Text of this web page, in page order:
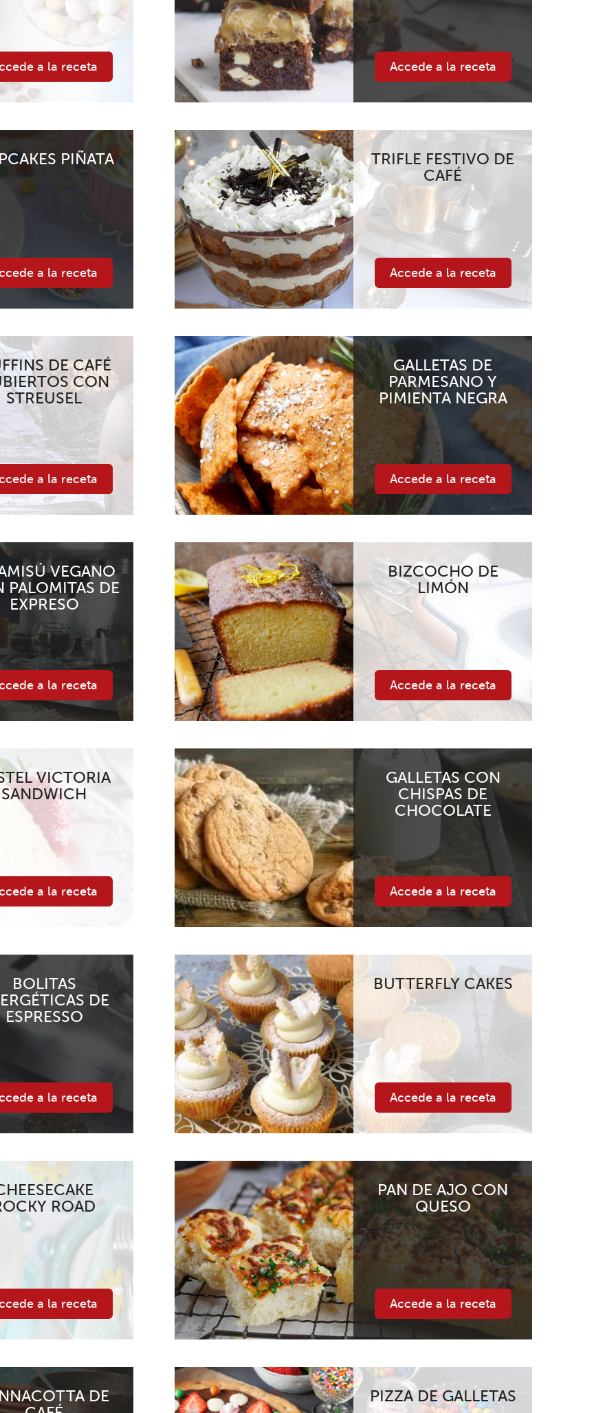
a la receta Accede a la receta
PIÑATA
a la receta
TRIFLE FESTIVO DE
CAFÉ
Accede a la receta
DE CAFÉ
CON
STREUSEL
a la receta
GALLETAS DE
PARMESANO Y
PIMIENTA NEGRA
Accede a la receta
VEGANO
PALOMITAS DE
EXPRESO
a la receta
BIZCOCHO DE
LIMÓN
Accede a la receta
VICTORIA
SANDWICH
a la receta
GALLETAS CON
CHISPAS DE
CHOCOLATE
Accede a la receta
BOLITAS
DE
ESPRESSO
a la receta
BUTTERFLY CAKES
Accede a la receta
ROAD
a la receta
PAN DE AJO CON
QUESO
Accede a la receta
DE
PIZZA DE GALLETAS